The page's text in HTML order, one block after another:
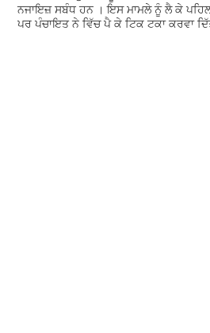
ਨਜਾਇਜ਼ ਸਬੰਧ ਹਨ । ਇਸ ਮਾਮਲੇ ਨੂੰ ਲੈ ਕੇ
ਪਰ ਪੰਚਾਇਤ ਨੇ ਵਿੱਚ ਪੈ ਕੇ ਟਿਕ ਟਕਾ ਕਰਵਾ